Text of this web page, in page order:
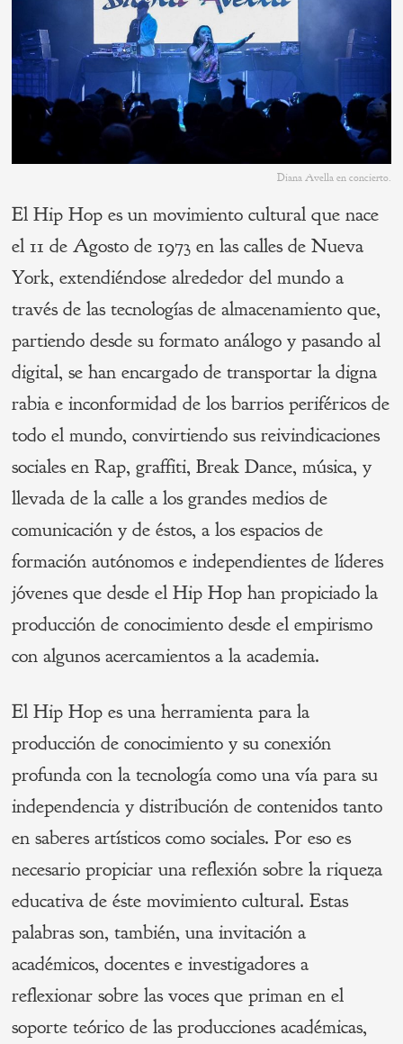
Diana Avella en concierto.
El Hip Hop es un movimiento cultural que nace
el 11 de Agosto de 1973 en las calles de Nueva
York, extendiéndose alrededor del mundo a
través de las tecnologías de almacenamiento que,
partiendo desde su formato análogo y pasando al
digital, se han encargado de transportar la digna
rabia e inconformidad de los barrios periféricos de
todo el mundo, convirtiendo sus reivindicaciones
sociales en Rap, graffiti, Break Dance, música, y
llevada de la calle a los grandes medios de
comunicación y de éstos, a los espacios de
formación autónomos e independientes de líderes
jóvenes que desde el Hip Hop han propiciado la
producción de conocimiento desde el empirismo
con algunos acercamientos a la academia.
El Hip Hop es una herramienta para la
producción de conocimiento y su conexión
profunda con la tecnología como una vía para su
independencia y distribución de contenidos tanto
en saberes artísticos como sociales. Por eso es
necesario propiciar una reflexión sobre la riqueza
educativa de éste movimiento cultural. Estas
palabras son, también, una invitación a
académicos, docentes e investigadores a
reflexionar sobre las voces que priman en el
soporte teórico de las producciones académicas,